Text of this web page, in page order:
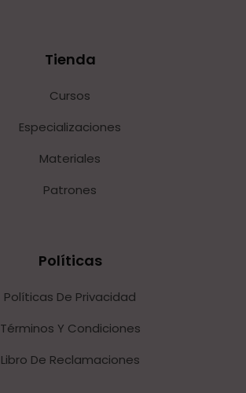
Tienda
Cursos
Especializaciones
Materiales
Patrones
Políticas
Políticas De Privacidad
Términos Y Condiciones
Libro De Reclamaciones